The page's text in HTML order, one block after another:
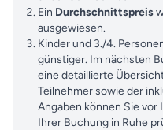
Ein Durchschnittspreis
ausgewiesen.
Kinder und 3./4.
günstiger. Im nächsten
eine detaillierte
Teilnehmer sowie der
Angaben können Sie
Ihrer Buchung in Ruhe